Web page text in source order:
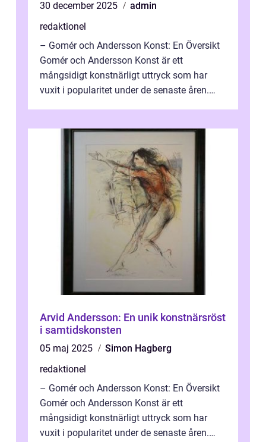
30 december 2025
admin
redaktionel
– Gomér och Andersson Konst: En Översikt
Gomér och Andersson Konst är ett
mångsidigt konstnärligt uttryck som har
vuxit i popularitet under de senaste åren.
Arvid Andersson: En unik konstnärsröst
i samtidskonsten
05 maj 2025
Simon Hagberg
redaktionel
– Gomér och Andersson Konst: En Översikt
Gomér och Andersson Konst är ett
mångsidigt konstnärligt uttryck som har
vuxit i popularitet under de senaste åren.